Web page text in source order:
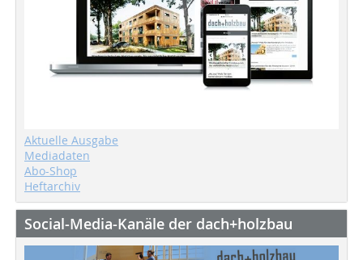
Aktuelle Ausgabe
Mediadaten
Abo-Shop
Heftarchiv
Social-Media-Kanäle der dach+holzbau